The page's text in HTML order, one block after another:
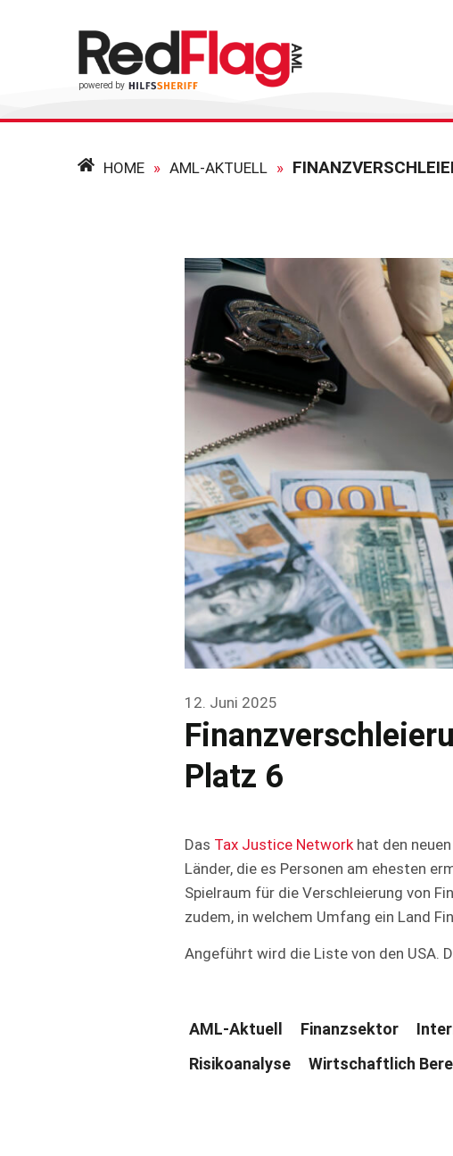
HOME » AML-AKTUELL »
12. Juni 2025
Platz 6
Das Tax Justice Networkhat den neuen
Länder, die es Personen am ehesten
Spielraum für die Verschleierung von
zudem, in welchem Umfang ein Land
Angeführt wird die Liste von den USA.
AML-Aktuell Finanzsektor
Risikoanalyse
Wirtschaftlich